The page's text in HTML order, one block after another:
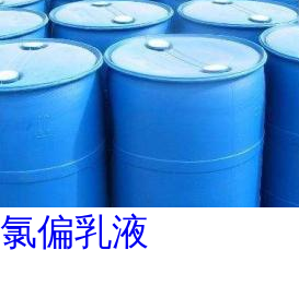
氯偏乳液